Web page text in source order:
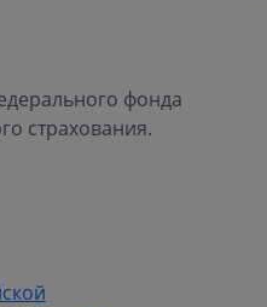
фонда
страхования.